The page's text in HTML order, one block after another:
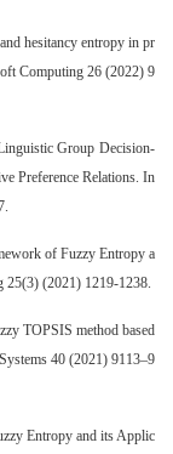
hesitancy entropy in pr
Computing 26 (2022) 9
Group Decision-
Preference Relations. In
of Fuzzy Entropy a
(2021) 1219-1238.
TOPSIS method based
40 (2021) 9113–9
Entropy and its Applic